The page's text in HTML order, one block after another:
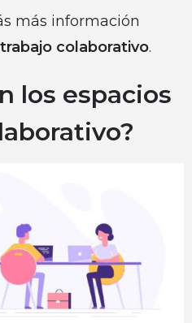
más información
colaborativo.
los espacios